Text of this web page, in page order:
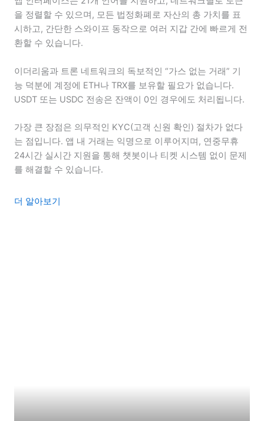
을 정렬할 수 있으며, 모든 법정화폐로 자산의 총 가치를 표
시하고, 간단한 스와이프 동작으로 여러 지갑 간에 빠르게 전
환할 수 있습니다.
이더리움과 트론 네트워크의 독보적인 “가스 없는 거래” 기
능 덕분에 계정에 ETH나 TRX를 보유할 필요가 없습니다.
USDT 또는 USDC 전송은 잔액이 0인 경우에도 처리됩니다.
가장 큰 장점은 의무적인 KYC(고객 신원 확인) 절차가 없다
는 점입니다. 앱 내 거래는 익명으로 이루어지며, 연중무휴
24시간 실시간 지원을 통해 챗봇이나 티켓 시스템 없이 문제
를 해결할 수 있습니다.
더 알아보기